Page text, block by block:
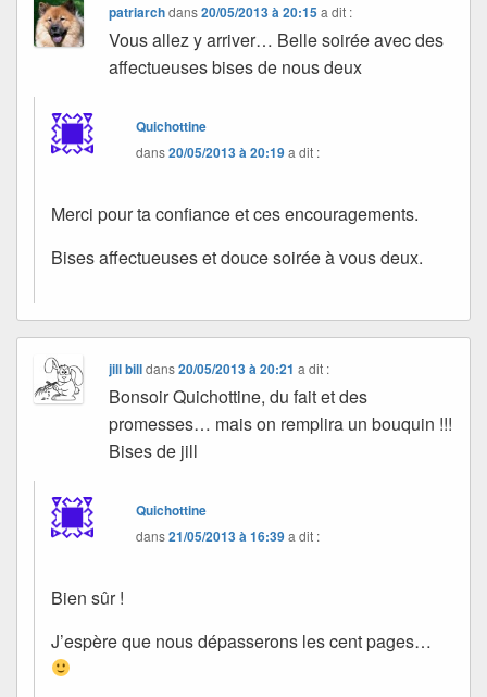
patriarchdans20/05/2013 à 20:15 a dit :
Vous allez y arriver… Belle soirée avec des
affectueuses bises de nous deux
Quichottine
dans20/05/2013 à 20:19a dit :
Merci pour ta confiance et ces encouragements.
Bises affectueuses et douce soirée à vous deux.
jill billdans20/05/2013 à 20:21 a dit :
Bonsoir Quichottine, du fait et des
promesses… mais on remplira un bouquin !!!
Bises de jill
Quichottine
dans21/05/2013 à 16:39a dit :
Bien sûr !
J’espère que nous dépasserons les cent pages…